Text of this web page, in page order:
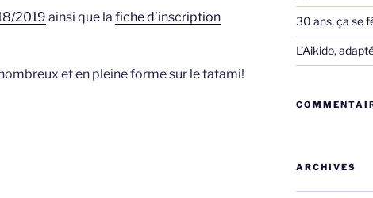
2019 ainsi que la fiche d’inscription
et en pleine forme sur le tatami!
30 ans, ça se
L’Aikido,
ARCHIVES